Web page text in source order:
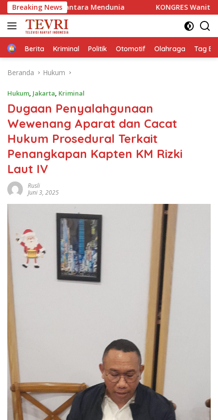
Langsung
ke
konten
Breaking News
Mendunia KONGRES Wanita Indonesia (Kowani)
HomeBerita Kriminal Politik Otomotif Olahraga Tag
Beranda Hukum
Hukum, Jakarta, Kriminal
Dugaan Penyalahgunaan
Wewenang Aparat dan Cacat
Hukum Prosedural Terkait
Penangkapan Kapten KM Rizki
Laut IV
Rusli
Juni 3, 2025